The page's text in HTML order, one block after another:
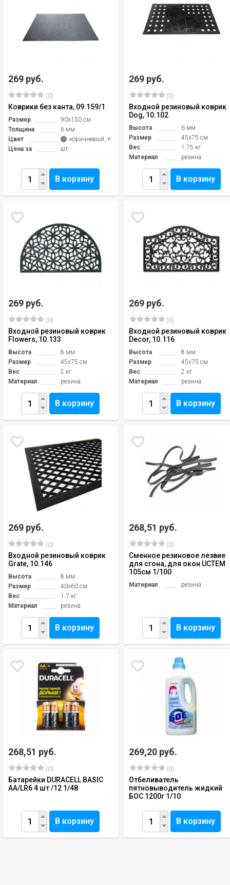
269 руб.
(0)
Коврики без канта, 09.159/1
Размер
90х150 см
Толщина
6 мм
Цвет
коричневый, темно-серый
Цена за
шт.
В корзину
269 руб.
(0)
Входной резиновый коврик
Dog, 10.102
Высота
6 мм
Размер
45х75 см
Вес
1.75 кг
Материал
резина
В корзину
269 руб.
(0)
Входной резиновый коврик
Flowers, 10.133
Высота
8 мм
Размер
45х75 см
Вес
2 кг
Материал
резина
В корзину
269 руб.
(0)
Входной резиновый коврик
Decor, 10.116
Высота
8 мм
Размер
45х75 см
Вес
2 кг
Материал
резина
В корзину
269 руб.
(0)
Входной резиновый коврик
Grate, 10.146
Высота
8 мм
Размер
40х60 см
Вес
1.7 кг
Материал
резина
В корзину
268,51 руб.
(0)
Сменное резиновое лезвие
для сгона, для окон UCTEM
105см 1/100
Материал резина
В корзину
268,51 руб.
(0)
Батарейки DURACELL BASIC
АА/LR6 4 шт /12 1/48
В корзину
269,20 руб.
(0)
Отбеливатель
пятновыводитель жидкий
БОС 1200г 1/10
В корзину